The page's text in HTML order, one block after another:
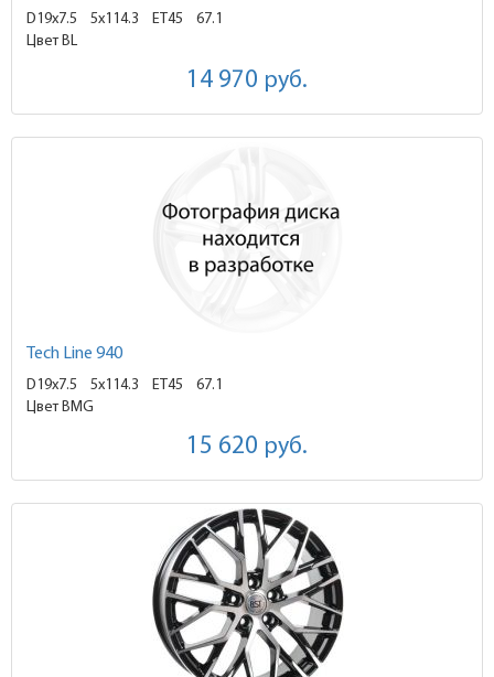
D19x7.5 5x114.3 ET45
67.1
Цвет BL
14 970 руб.
Tech Line 940
D19x7.5 5x114.3 ET45
67.1
Цвет BMG
15 620 руб.